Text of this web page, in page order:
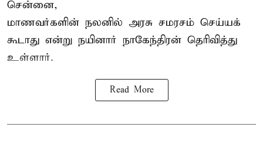
சென்னை,
மாணவர்களின் நலனில் அரசு சமரசம் செய்யக்
கூடாது என்று நயினார் நாகேந்திரன் தெரிவித்து
உள்ளார்.
Read More